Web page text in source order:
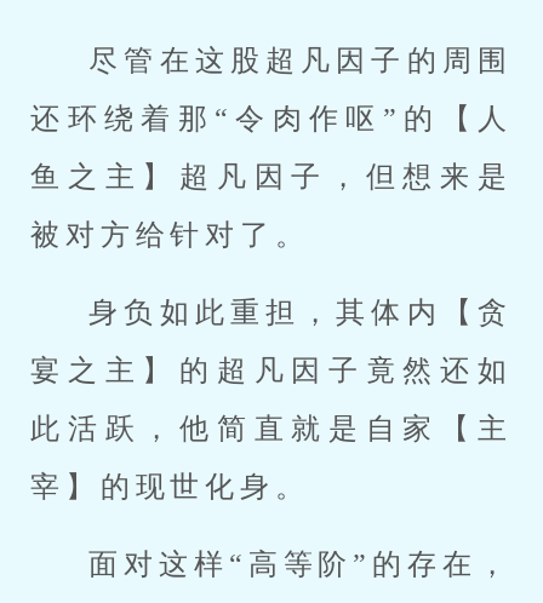
尽管在这股超凡因子的周围
还环绕着那“令肉作呕”的【人
鱼之主】超凡因子，但想来是
被对方给针对了。
身负如此重担，其体内【贪
宴之主】的超凡因子竟然还如
此活跃，他简直就是自家【主
宰】的现世化身。
面对这样“高等阶”的存在，